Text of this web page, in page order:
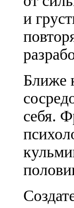
и
Ближе
себя.